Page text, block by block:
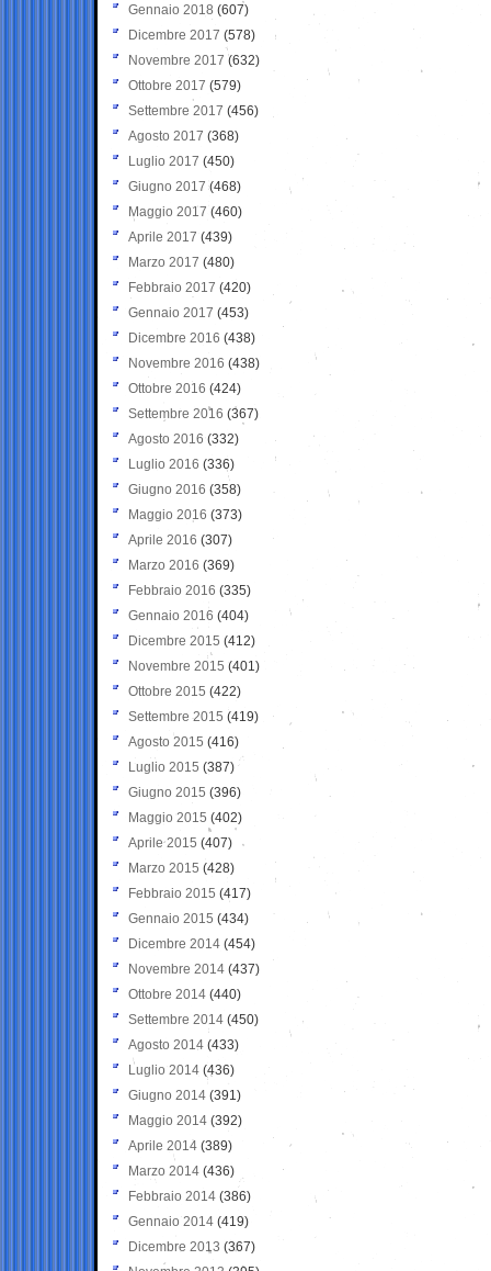
Gennaio 2018 (607)
Dicembre 2017 (578)
Novembre 2017 (632)
Ottobre 2017 (579)
Settembre 2017 (456)
Agosto 2017 (368)
Luglio 2017 (450)
Giugno 2017 (468)
Maggio 2017 (460)
Aprile 2017 (439)
Marzo 2017 (480)
Febbraio 2017 (420)
Gennaio 2017 (453)
Dicembre 2016 (438)
Novembre 2016 (438)
Ottobre 2016 (424)
Settembre 2016 (367)
Agosto 2016 (332)
Luglio 2016 (336)
Giugno 2016 (358)
Maggio 2016 (373)
Aprile 2016 (307)
Marzo 2016 (369)
Febbraio 2016 (335)
Gennaio 2016 (404)
Dicembre 2015 (412)
Novembre 2015 (401)
Ottobre 2015 (422)
Settembre 2015 (419)
Agosto 2015 (416)
Luglio 2015 (387)
Giugno 2015 (396)
Maggio 2015 (402)
Aprile 2015 (407)
Marzo 2015 (428)
Febbraio 2015 (417)
Gennaio 2015 (434)
Dicembre 2014 (454)
Novembre 2014 (437)
Ottobre 2014 (440)
Settembre 2014 (450)
Agosto 2014 (433)
Luglio 2014 (436)
Giugno 2014 (391)
Maggio 2014 (392)
Aprile 2014 (389)
Marzo 2014 (436)
Febbraio 2014 (386)
Gennaio 2014 (419)
Dicembre 2013 (367)